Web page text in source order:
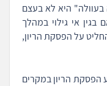
היא לא בעצם
אי גילוי במהלך
על הפסקת הריון,
הפסקת הריון במקרים